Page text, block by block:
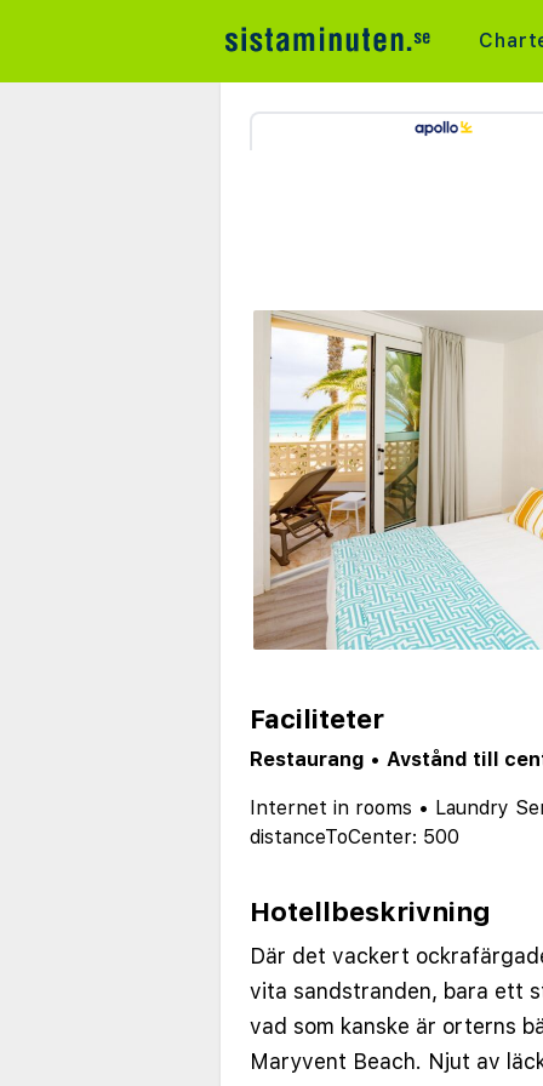
Faciliteter
Restaurang • Avstånd till
Internet in rooms • Laundry
distanceToCenter: 500
Hotellbeskrivning
Där det vackert
vita sandstranden, bara ett
vad som kanske är orterns
Maryvent Beach. Njut av